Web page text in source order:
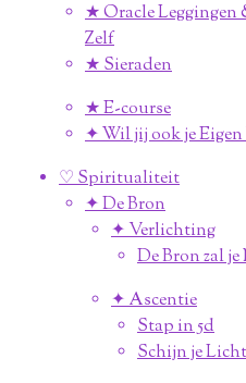
★ Oracle Leggingen
Zelf
★ Sieraden
★ E-course
✦ Wil jij ook je Eigen
♡ Spiritualiteit
✦ De Bron
✦ Verlichting
De Bron zal
✦ Ascentie
Stap in 5d
Schijn je Licht